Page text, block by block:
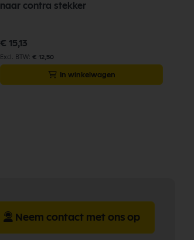
naar contra stekker
€ 15,13
€ 12,50
In winkelwagen
Neem contact met ons op